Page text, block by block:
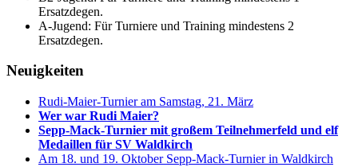
Ersatzdegen.
A-Jugend: Für Turniere und Training mindestens 2
Ersatzdegen.
Neuigkeiten
Rudi-Maier-Turnier am Samstag, 21. März
Wer war Rudi Maier?
Sepp-Mack-Turnier mit großem Teilnehmerfeld und elf
Medaillen für SV Waldkirch
Am 18. und 19. Oktober Sepp-Mack-Turnier in Waldkirch